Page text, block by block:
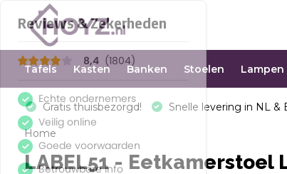
Tafels Kasten Banken Stoelen Lampen
Gratis thuisbezorgd! Snelle levering in NL &
Home
LABEL51 - Eetkamerstoel